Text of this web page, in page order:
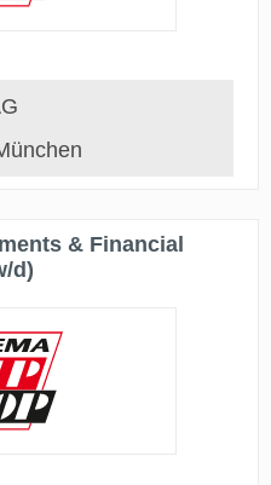
& Financial
d)